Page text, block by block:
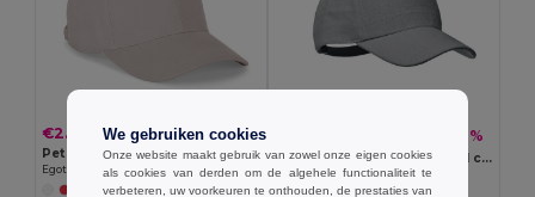
€2.72
Pet van 100% katoen (260 g/m²) met 6 panelen
Egotier 99170
+3 Kleuren
-36%
NAIMA CAP Hennep baseball cap
GiftRetail MO6176
We gebruiken cookies
Onze website maakt gebruik van zowel onze eigen cookies
als cookies van derden om de algehele functionaliteit te
verbeteren, uw voorkeuren te onthouden, de prestaties van